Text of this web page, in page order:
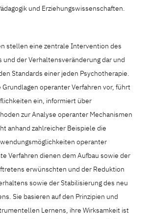
und Erziehungswissenschaften.
stellen eine zentrale Intervention des
und der Verhaltensveränderung dar und
Standards einer jeden Psychotherapie.
operanter Verfahren vor, führt
ein, informiert über
zur Analyse operanter Mechanismen
anhand zahlreicher Beispiele die
operanter
Verfahren dienen dem Aufbau sowie der
erwünschten und der Reduktion
sowie der Stabilisierung des neu
Sie basieren auf den Prinzipien und
Lernens, ihre Wirksamkeit ist